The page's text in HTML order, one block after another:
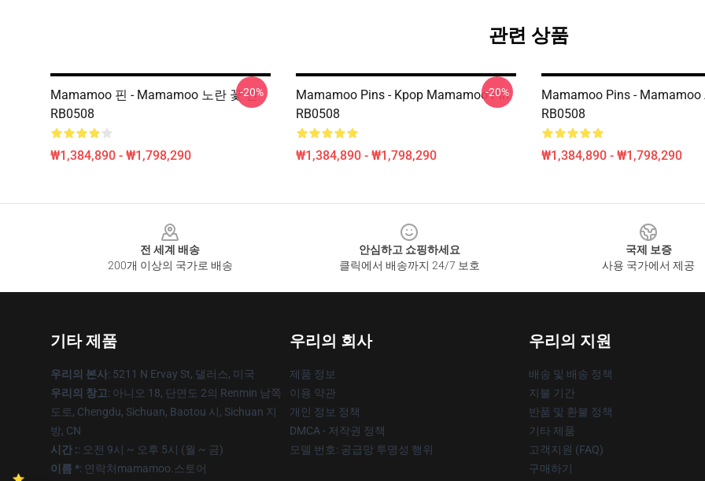
관련 상품
Mamamoo 핀 - Mamamoo 노란 꽃 핀
RB0508
₩1,384,890 - ₩1,798,290
-20%
Mamamoo Pins - Kpop Mamamoo Pin
RB0508
₩1,384,890 - ₩1,798,290
-20%
Mamamoo Pins - Mamamoo
RB0508
₩1,384,890 - ₩1,798,290
전 세계 배송
200개 이상의 국가로 배송
안심하고 쇼핑하세요
클릭에서 배송까지 24/7 보호
국제 보증
사용 국가에서 제공
기타 제품
우리의 본사: 5211 N Ervay St, 댈러스, 미국
우리의 창고: 아니오 18, 단면도 2의 Renmin 남쪽
도로, Chengdu, Sichuan, Baotou 시, Sichuan 지
방, CN
시간 :: 오전 9시 ~ 오후 5시 (월 ~ 금)
이름 *: 연락처mamamoo.스토어
우리의 회사
제품 정보
이용 약관
개인 정보 정책
DMCA - 저작권 정책
모델 번호: 공급망 투명성 행위
우리의 지원
배송 및 배송 정책
지불 기간
반품 및 환불 정책
기타 제품
고객지원 (FAQ)
구매하기